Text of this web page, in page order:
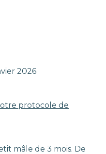
2026
protocole de
mâle de 3 mois. De